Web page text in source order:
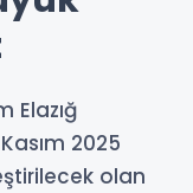
Elazığ
2025
olan